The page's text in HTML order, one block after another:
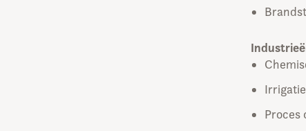
Irrigatie
Proces